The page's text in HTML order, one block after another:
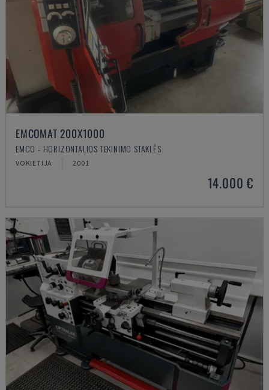
EMCOMAT 200X1000
EMCO - HORIZONTALIOS TEKINIMO STAKLĖS
VOKIETIJA 2001
14.000 €